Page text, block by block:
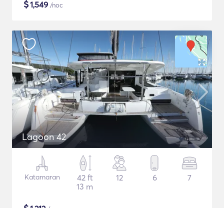
$1,549 /noc
Lagoon 42
Katamaran
42 ft
13 m
12 6 7